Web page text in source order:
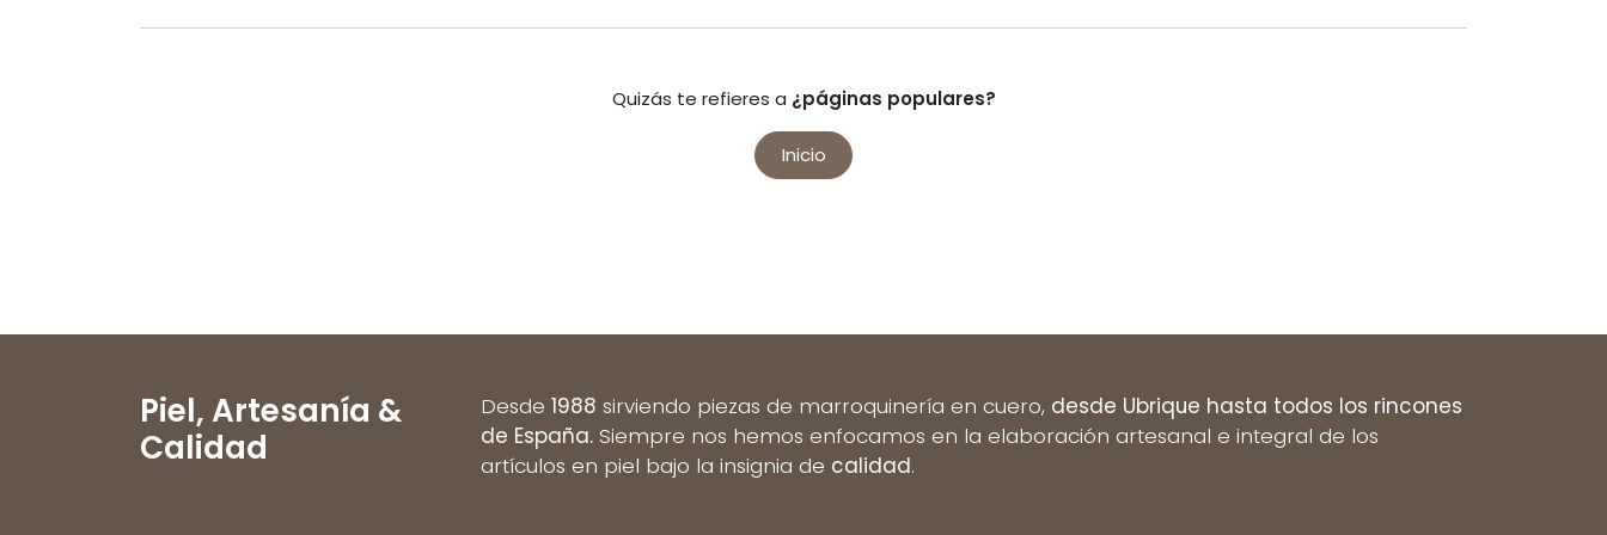
Quizás te refieres a ¿páginas populares?
Inicio
Piel,Artesanía &
Calidad
Desde 1988 sirviendo piezas de marroquinería en cuero, desde Ubrique hasta todos los rincones
de España. Siempre nos hemos enfocamos en la elaboración artesanal e integral de los
artículos en piel bajo la insignia de calidad.